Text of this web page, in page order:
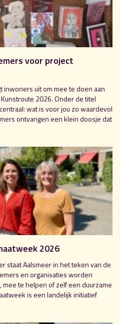
voor project
inwoners uit om mee te doen aan
2026. Onder de titel
wat is voor jou zo waardevol
ontvangen een klein doosje dat
2026
staat Aalsmeer in het teken van de
en organisaties worden
te helpen of zelf een duurzame
is een landelijk initiatief